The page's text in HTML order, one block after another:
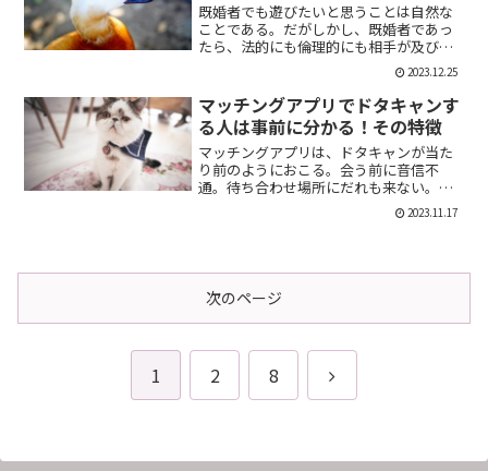
既婚者でも遊びたいと思うことは自然な
ことである。だがしかし、既婚者であっ
たら、法的にも倫理的にも相手が及び腰
になることは明らかだ。では、既婚者で
あることを言わない方がいいのか。否、
それは違う。既婚者であることを伝える
メリット出会い系で既婚者...
2023.12.25
マッチングアプリでドタキャンす
る人は事前に分かる！その特徴
マッチングアプリは、ドタキャンが当た
り前のようにおこる。会う前に音信不
通。待ち合わせ場所にだれも来ない。そ
んなの普通だ。迷惑な話だが、このドタ
キャン野郎どもは見分けることができ
2023.11.17
次のページ
1 2 8
次